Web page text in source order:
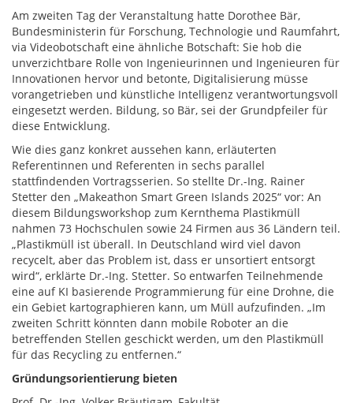
Am zweiten Tag der Veranstaltung hatte Dorothee Bär,
Bundesministerin für Forschung, Technologie und Raumfahrt,
via Videobotschaft eine ähnliche Botschaft: Sie hob die
unverzichtbare Rolle von Ingenieurinnen und Ingenieuren für
Innovationen hervor und betonte, Digitalisierung müsse
vorangetrieben und künstliche Intelligenz verantwortungsvoll
eingesetzt werden. Bildung, so Bär, sei der Grundpfeiler für
diese Entwicklung.
Wie dies ganz konkret aussehen kann, erläuterten
Referentinnen und Referenten in sechs parallel
stattfindenden Vortragsserien. So stellte Dr.-Ing. Rainer
Stetter den „Makeathon Smart Green Islands 2025“ vor: An
diesem Bildungsworkshop zum Kernthema Plastikmüll
nahmen 73 Hochschulen sowie 24 Firmen aus 36 Ländern teil.
„Plastikmüll ist überall. In Deutschland wird viel davon
recycelt, aber das Problem ist, dass er unsortiert entsorgt
wird“, erklärte Dr.-Ing. Stetter. So entwarfen Teilnehmende
eine auf KI basierende Programmierung für eine Drohne, die
ein Gebiet kartographieren kann, um Müll aufzufinden. „Im
zweiten Schritt könnten dann mobile Roboter an die
betreffenden Stellen geschickt werden, um den Plastikmüll
für das Recycling zu entfernen.“
Gründungsorientierung bieten